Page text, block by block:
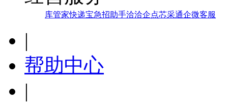
库管家快递宝急招助手洽洽企点芯采通企微客服
|
帮助中心
|